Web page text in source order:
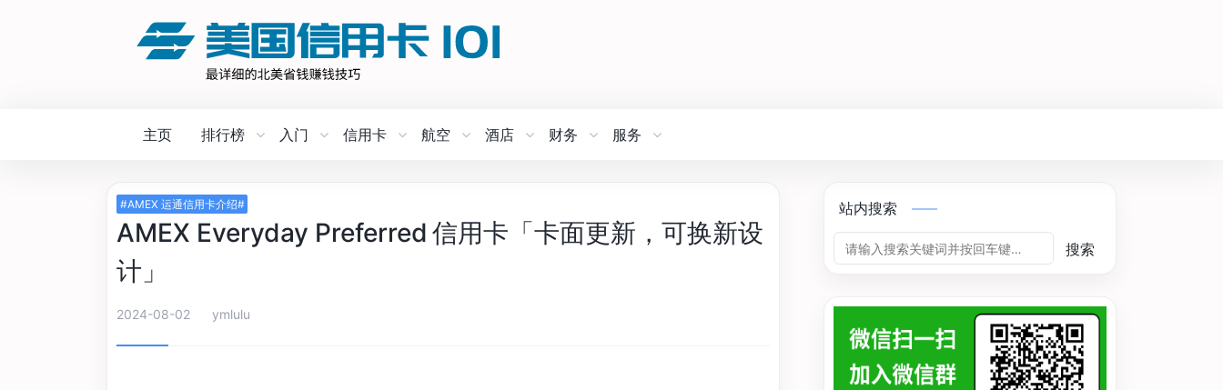
主页 排行榜 入门 信用卡 航空 酒店 财务 服务
#AMEX 运通信用卡介绍#
AMEX Everyday Preferred 信用卡「卡面更新，可换新设
计」
2024-08-02 ymlulu
站内搜索
搜索